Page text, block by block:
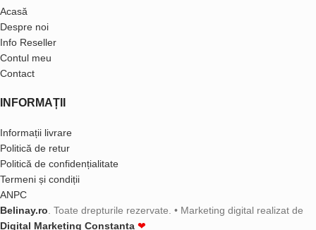
Acasă
Despre noi
Info Reseller
Contul meu
Contact
INFORMAȚII
Informații livrare
Politică de retur
Politică de confidențialitate
Termeni și condiții
ANPC
Belinay.ro. Toate drepturile rezervate. • Marketing digital realizat de
Digital Marketing Constanța ❤